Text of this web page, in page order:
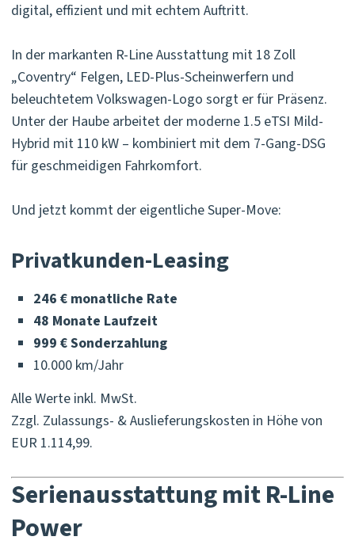
digital, effizient und mit echtem Auftritt.
In der markanten R-Line Ausstattung mit 18 Zoll
„Coventry“ Felgen, LED-Plus-Scheinwerfern und
beleuchtetem Volkswagen-Logo sorgt er für Präsenz.
Unter der Haube arbeitet der moderne 1.5 eTSI Mild-
Hybrid mit 110 kW – kombiniert mit dem 7-Gang-DSG
für geschmeidigen Fahrkomfort.
Und jetzt kommt der eigentliche Super-Move:
Privatkunden-Leasing
246 € monatliche Rate
48 Monate Laufzeit
999 € Sonderzahlung
10.000 km/Jahr
Alle Werte inkl. MwSt.
Zzgl. Zulassungs- & Auslieferungskosten in Höhe von
EUR 1.114,99.
Serienausstattung mit R-Line
Power